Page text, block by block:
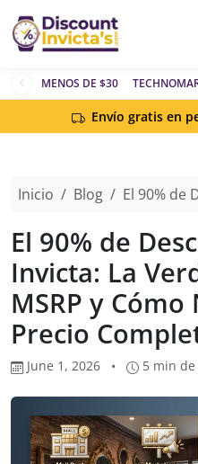
MENOS DE $30
Envío gratis en
Inicio Blog El 90% de Descuento de Invicta: La
El 90% de
Invicta: La
MSRP y
Precio
June 1, 2026 • 5 min